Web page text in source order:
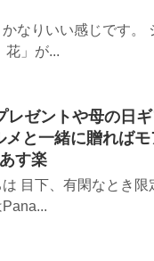
なりいい感じです。
花」が...
ゼントや母の日ギ
と一緒に贈れば
す楽
目下、有閑なとき限